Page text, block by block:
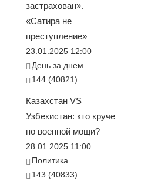
застрахован».
«Сатира не
преступление»
23.01.2025 12:00
День за днем
144 (40821)
Казахстан VS
Узбекистан: кто круче
по военной мощи?
28.01.2025 11:00
Политика
143 (40833)